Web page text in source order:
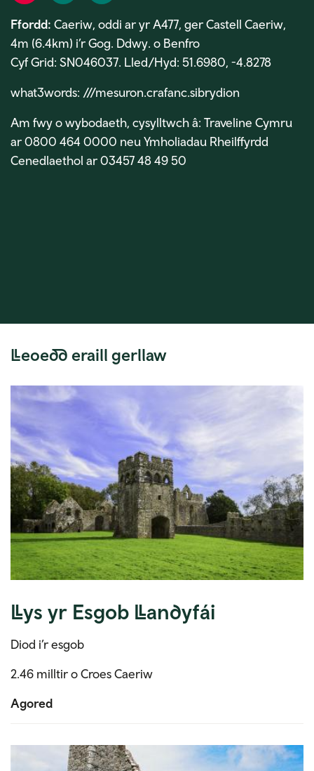
Ffordd: Caeriw, oddi ar yr A477, ger Castell Caeriw,
4m (6.4km) i’r Gog. Ddwy. o Benfro
Cyf Grid: SN046037. Lled/Hyd: 51.6980, -4.8278
what3words: ///mesuron.crafanc.sibrydion
Am fwy o wybodaeth, cysylltwch â: Traveline Cymru
ar 0800 464 0000 neu Ymholiadau Rheilffyrdd
Cenedlaethol ar 03457 48 49 50
Lleoedd eraill gerllaw
Llys yr Esgob Llandyfái
Diod i’r esgob
2.46 milltir o Croes Caeriw
Agored